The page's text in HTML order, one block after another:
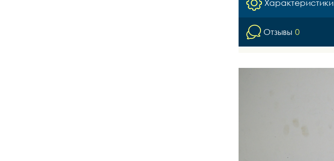
Характеристики
Отзывы 0